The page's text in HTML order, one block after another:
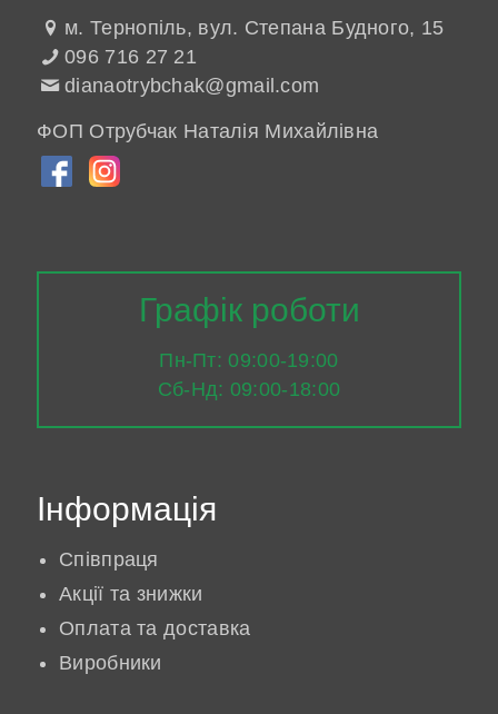
м. Тернопіль, вул. Степана Будного, 15
096 716 27 21
dianaotrybchak@gmail.com
ФОП Отрубчак Наталія Михайлівна
Графік роботи
Пн-Пт: 09:00-19:00
Сб-Нд: 09:00-18:00
Інформація
Співпраця
Акції та знижки
Оплата та доставка
Виробники